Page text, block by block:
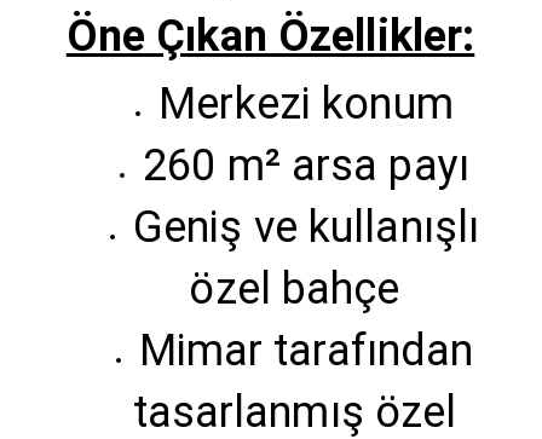
Öne Çıkan Özellikler:
Merkezi konum
260 m² arsa payı
Geniş ve kullanışlı
özel bahçe
Mimar tarafından
tasarlanmış özel